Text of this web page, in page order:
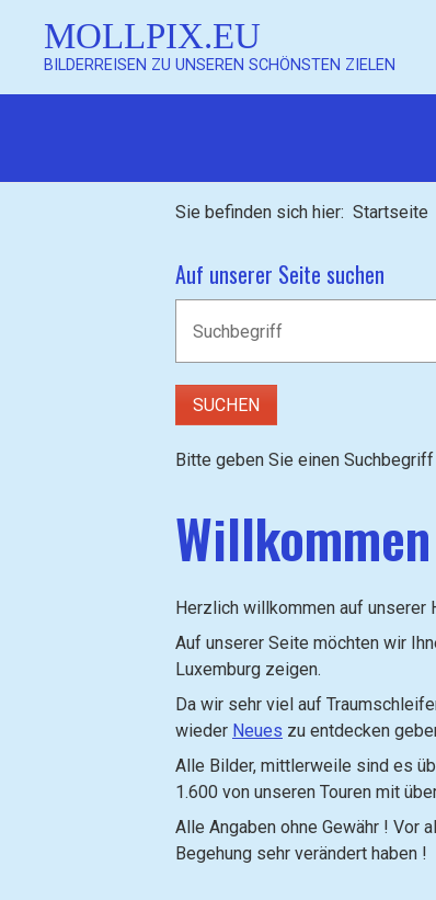
MOLLPIX.EU
BILDERREISEN ZU UNSEREN SCHÖNSTEN ZIELEN
Mollpix
Sie befinden sich hier: Startseite
Auf unserer Seite suchen
Bitte geben Sie einen Suchbegriff
Herzlich willkommen auf unserer
Auf unserer Seite möchten wir
Luxemburg zeigen.
Da wir sehr viel auf
wieder Neues zu entdecken
Alle Bilder, mittlerweile sind es
1.600 von unseren Touren mit
Alle Angaben ohne Gewähr ! Vor
Begehung sehr verändert haben !